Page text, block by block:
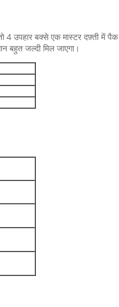
4 उपहार बक्से एक मास्टर दफ़्ती
बहुत जल्दी मिल जाएगा।